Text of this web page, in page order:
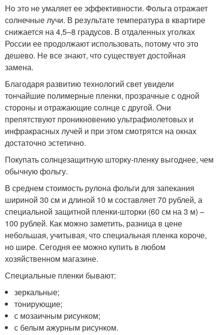
Но это не умаляет ее эффективности. Фольга отражает
солнечные лучи. В результате температура в квартире
снижается на 4,5–8 градусов. В отдаленных уголках
России ее продолжают использовать, потому что это
дешево. Не все знают, что существует достойная
замена.
Благодаря развитию технологий свет увидели
тончайшие полимерные пленки, прозрачные с одной
стороны и отражающие солнце с другой. Они
препятствуют проникновению ультрафиолетовых и
инфракрасных лучей и при этом смотрятся на окнах
достаточно эстетично.
Покупать солнцезащитную шторку-пленку выгоднее, чем
обычную фольгу.
В среднем стоимость рулона фольги для запекания
шириной 30 см и длиной 10 м составляет 70 рублей, а
специальной защитной пленки-шторки (60 см на 3 м) –
100 рублей. Как можно заметить, разница в цене
небольшая, учитывая, что специальная пленка короче,
но шире. Сегодня ее можно купить в любом
хозяйственном магазине.
Специальные пленки бывают:
зеркальные;
тонирующие;
с мозаичным рисунком;
с белым ажурным рисунком.